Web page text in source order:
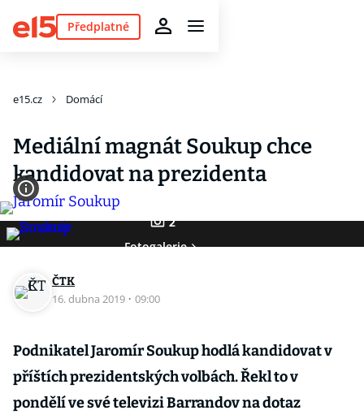
Předplatné
e15.cz Domácí
Mediální magnát Soukup chce
kandidovat na prezidenta
2
Fotogalerie
ČTK
16. dubna 2019 · 09:00
Podnikatel Jaromír Soukup hodlá kandidovat v
příštích prezidentských volbách. Řekl to v
pondělí ve své televizi Barrandov na dotaz